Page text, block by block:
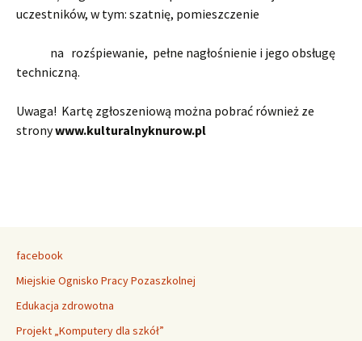
uczestników, w tym: szatnię, pomieszczenie
na rozśpiewanie, pełne nagłośnienie i jego obsługę
techniczną.
Uwaga! Kartę zgłoszeniową można pobrać również ze
stronywww.kulturalnyknurow.pl
facebook
Miejskie Ognisko Pracy Pozaszkolnej
Edukacja zdrowotna
Projekt „Komputery dla szkół”